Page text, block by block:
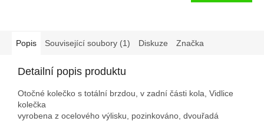
Popis Související soubory (1) Diskuze Značka
Detailní popis produktu
Otočné kolečko s totální brzdou, v zadní části kola, Vidlice
kolečka
vyrobena z ocelového výlisku, pozinkováno, dvouřadá